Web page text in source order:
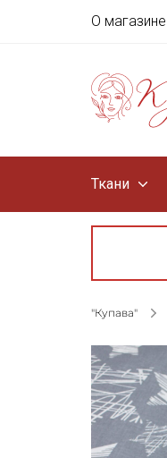
О магазине
Ткани
"Купава"